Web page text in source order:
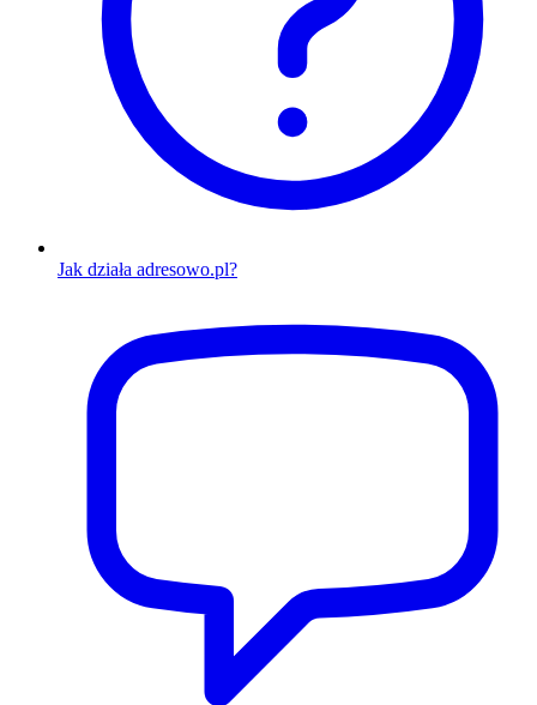
Jak działa adresowo.pl?